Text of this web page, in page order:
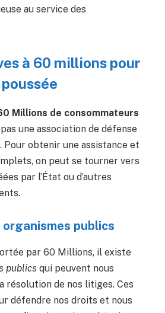
au service des
à 60 millions pour
Millions de consommateurs
une association de défense
Pour obtenir une assistance et
on peut se tourner vers
par l’État ou d’autres
publics
par 60 Millions, il existe
publics qui peuvent nous
résolution de nos litiges. Ces
défendre nos droits et nous